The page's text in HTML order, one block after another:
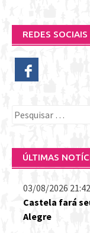
REDES SOCIAIS
Pesquisar
ÚLTIMAS
03/08/2026 21:42
Castela fará
Alegre